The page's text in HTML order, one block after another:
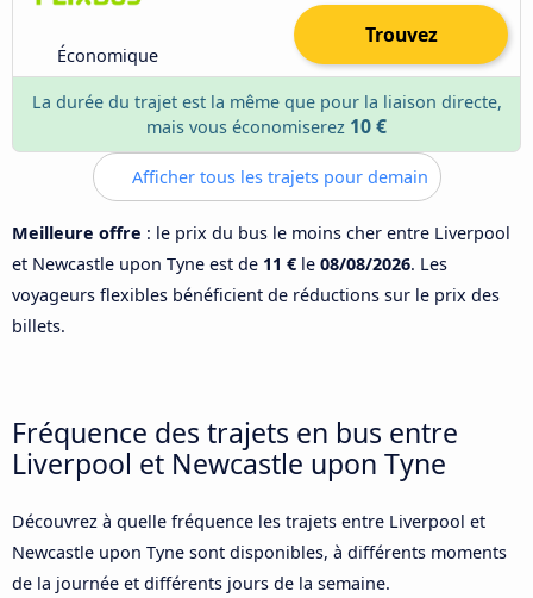
Économique
Trouvez
La durée du trajet est la même que pour la liaison directe,
mais vous économiserez 10 €
Afficher tous les trajets pour demain
Meilleure offre : le prix du bus le moins cher entre Liverpool
et Newcastle upon Tyne est de 11 € le 08/08/2026. Les
voyageurs flexibles bénéficient de réductions sur le prix des
billets.
Fréquence des trajets en bus entre
Liverpool et Newcastle upon Tyne
Découvrez à quelle fréquence les trajets entre Liverpool et
Newcastle upon Tyne sont disponibles, à différents moments
de la journée et différents jours de la semaine.